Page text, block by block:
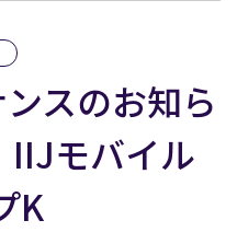
ンスのお知ら
モバイル
K